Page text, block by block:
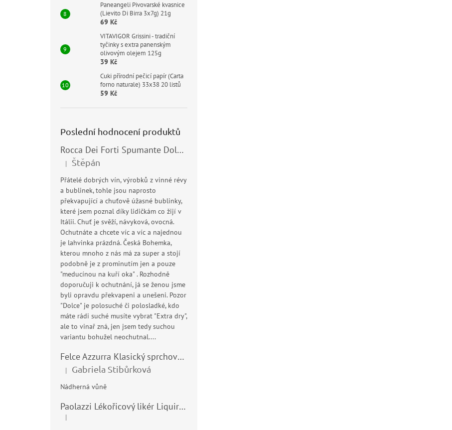
Paneangeli Pivovarské kvasnice
(Lievito Di Birra 3x7g) 21g
69 Kč
VITAVIGOR Grissini - tradiční
tyčinky s extra panenským
olivovým olejem 125g
39 Kč
Cuki přírodní pečicí papír (Carta
forno naturale) 33x38 20 listů
59 Kč
Poslední hodnocení produktů
Rocca Dei Forti Spumante Dolce 11,5% 0,75l
Hodnocení produktu je 5 z 5 hvězdiček.
| Štěpán
Přátelé dobrých vín, výrobků z vinné révy
a bublinek, tohle jsou naprosto
překvapující a chuťově úžasné bublinky,
které jsem poznal díky lidičkám co žijí v
Itálii. Chuť je svěží, návyková, ovocná.
Ochutnáte a chcete víc a víc a najednou
je lahvinka prázdná. Česká Bohemka,
kterou mnoho z nás má za super a stojí
podobně je z prominutím jen a pouze
"meducínou na kuří oka" . Rozhodně
doporučuji k ochutnání, já se ženou jsme
byli opravdu překvapeni a unešeni. Pozor
"Dolce" je polosuché či polosladké, kdo
máte rádi suché musíte vybrat "Extra dry",
ale to vinař zná, jen jsem tedy suchou
variantu bohužel neochutnal....
Felce Azzurra Klasický sprchový gel - doccia gel 400ml
Hodnocení produktu je 5 z 5 hvězdiček.
| Gabriela Stibůrková
Nádherná vůně
Paolazzi Lékořicový likér Liquirizia 24% 0,7L
Hodnocení produktu je 5 z 5 hvězdiček.
|